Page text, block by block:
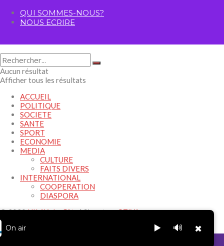
QUI SOMMES-NOUS?
NOUS ECRIRE
On air ▶️ 🔊 ✖
Aucun résultat
Afficher tous les résultats
ACCUEIL
POLITIQUE
SOCIETE
SANTE
SPORT
ECONOMIE
MEDIA
CULTURE
FAITS DIVERS
INTERNATIONAL
COOPERATION
DIASPORA
© 2020HILAY -La flûte| SignatureOTIYA.